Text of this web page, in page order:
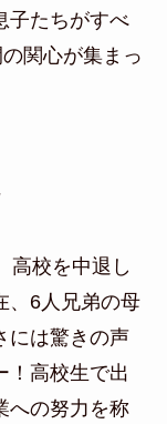
子たちがすべ
関心が集まっ
高校を中退し
、6人兄弟の母
には驚きの声
！高校生で出
への努力を称